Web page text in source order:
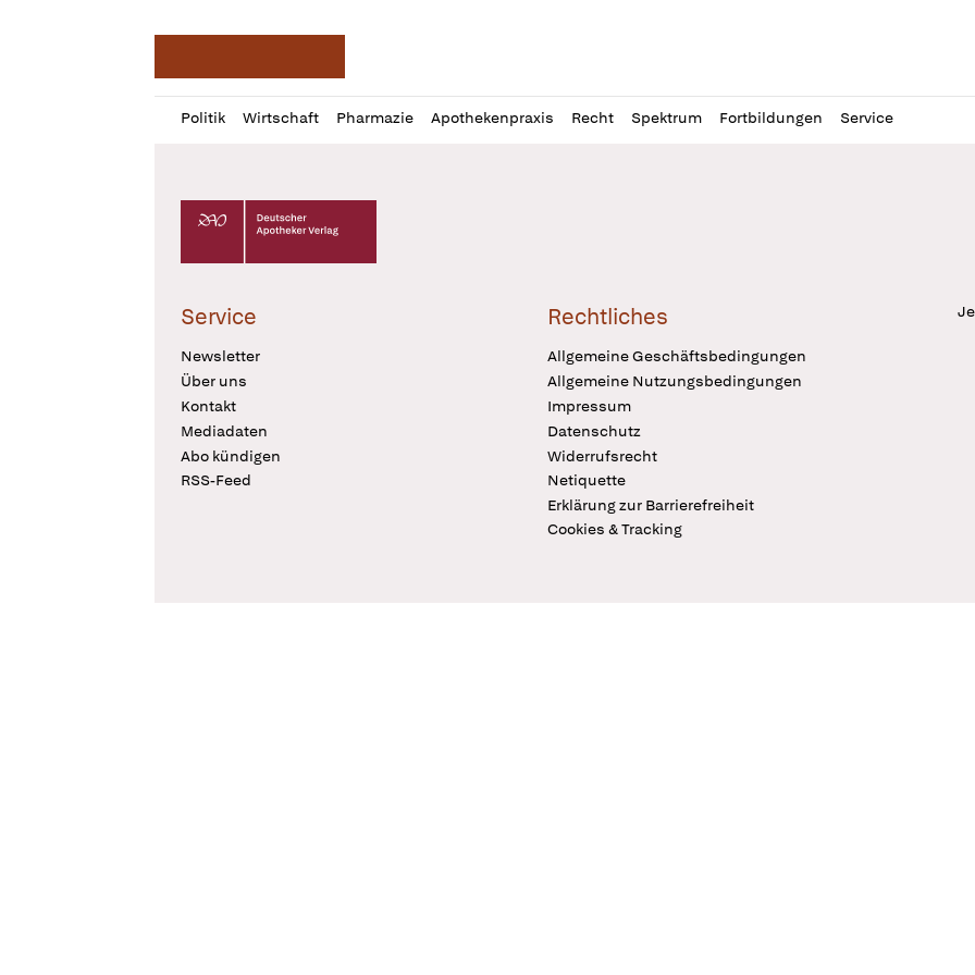
Politik Wirtschaft Pharmazie Apothekenpraxis Recht Spektrum Fortbildungen Service
Profil
öffnen
Daz
Pur
Deutscher Apotheker Verlag Logo
Service
Newsletter
Über uns
Kontakt
Mediadaten
Abo kündigen
RSS-Feed
Rechtliches
Allgemeine Geschäftsbedingungen
Allgemeine Nutzungsbedingungen
Impressum
Datenschutz
Widerrufsrecht
Netiquette
Erklärung zur Barrierefreiheit
Cookies & Tracking